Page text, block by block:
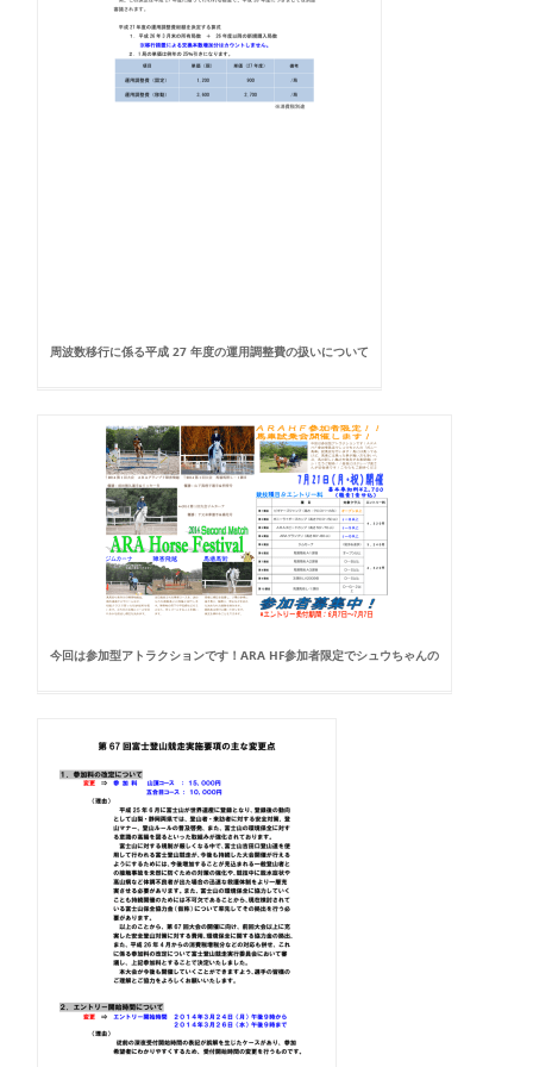
周波数移行に係る平成 27 年度の運用調整費の扱いについて
今回は参加型アトラクションです！ARA HF参加者限定でシュウちゃんの